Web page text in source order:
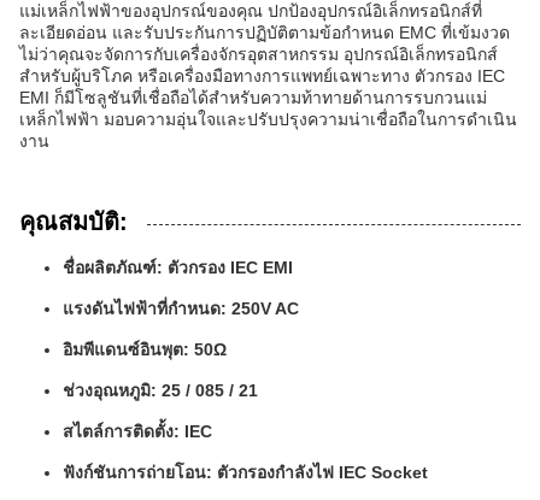
แม่เหล็กไฟฟ้าของอุปกรณ์ของคุณ ปกป้องอุปกรณ์อิเล็กทรอนิกส์ที่
ละเอียดอ่อน และรับประกันการปฏิบัติตามข้อกำหนด EMC ที่เข้มงวด
ไม่ว่าคุณจะจัดการกับเครื่องจักรอุตสาหกรรม อุปกรณ์อิเล็กทรอนิกส์
สำหรับผู้บริโภค หรือเครื่องมือทางการแพทย์เฉพาะทาง ตัวกรอง IEC
EMI ก็มีโซลูชันที่เชื่อถือได้สำหรับความท้าทายด้านการรบกวนแม่
เหล็กไฟฟ้า มอบความอุ่นใจและปรับปรุงความน่าเชื่อถือในการดำเนิน
งาน
คุณสมบัติ:
ชื่อผลิตภัณฑ์: ตัวกรอง IEC EMI
แรงดันไฟฟ้าที่กำหนด: 250V AC
อิมพีแดนซ์อินพุต: 50Ω
ช่วงอุณหภูมิ: 25 / 085 / 21
สไตล์การติดตั้ง: IEC
ฟังก์ชันการถ่ายโอน: ตัวกรองกำลังไฟ IEC Socket